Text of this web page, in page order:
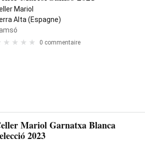
Mariol
Alta (Espagne)
0 commentaire
Mariol Garnatxa Blanca
2023